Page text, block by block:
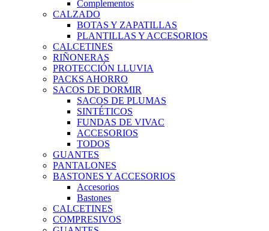
Complementos
CALZADO
BOTAS Y ZAPATILLAS
PLANTILLAS Y ACCESORIOS
CALCETINES
RIÑONERAS
PROTECCIÓN LLUVIA
PACKS AHORRO
SACOS DE DORMIR
SACOS DE PLUMAS
SINTÉTICOS
FUNDAS DE VIVAC
ACCESORIOS
TODOS
GUANTES
PANTALONES
BASTONES Y ACCESORIOS
Accesorios
Bastones
CALCETINES
COMPRESIVOS